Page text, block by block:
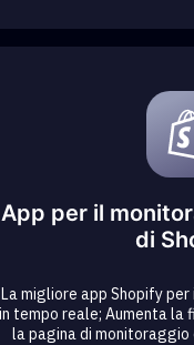
App per il
di
La migliore app Shopify
in tempo reale; Aumenta la
la pagina di monitoraggio